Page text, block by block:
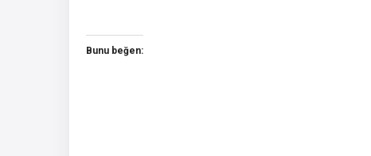
Bunu beğen: